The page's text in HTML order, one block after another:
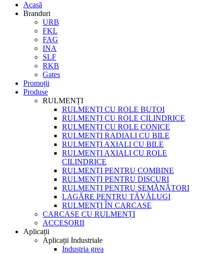
Acasă
Branduri
URB
FKL
FAG
INA
SLF
RKB
Gates
Promoții
Produse
RULMENȚI
RULMENȚI CU ROLE BUTOI
RULMENȚI CU ROLE CILINDRICE
RULMENȚI CU ROLE CONICE
RULMENȚI RADIALI CU BILE
RULMENȚI AXIALI CU BILE
RULMENȚI AXIALI CU ROLE
CILINDRICE
RULMENȚI PENTRU COMBINE
RULMENȚI PENTRU DISCURI
RULMENȚI PENTRU SEMĂNĂTORI
LAGĂRE PENTRU TĂVĂLUGI
RULMENȚI ÎN CARCASE
CARCASE CU RULMENȚI
ACCESORII
Aplicații
Aplicații Industriale
Industria grea